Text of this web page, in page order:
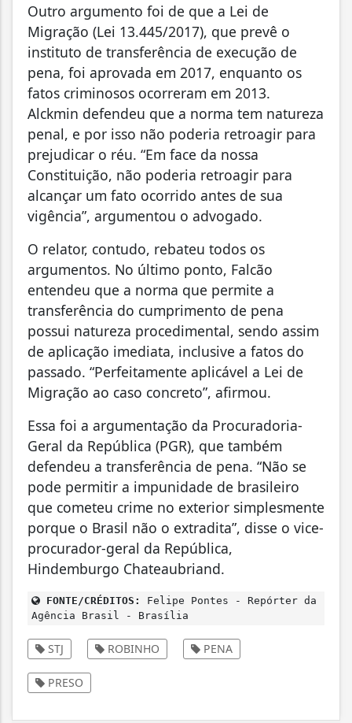
Outro argumento foi de que a Lei de
Migração (Lei 13.445/2017), que prevê o
instituto de transferência de execução de
pena, foi aprovada em 2017, enquanto os
fatos criminosos ocorreram em 2013.
Alckmin defendeu que a norma tem natureza
penal, e por isso não poderia retroagir para
prejudicar o réu. “Em face da nossa
Constituição, não poderia retroagir para
alcançar um fato ocorrido antes de sua
vigência”, argumentou o advogado.
O relator, contudo, rebateu todos os
argumentos. No último ponto, Falcão
entendeu que a norma que permite a
transferência do cumprimento de pena
possui natureza procedimental, sendo assim
de aplicação imediata, inclusive a fatos do
passado. “Perfeitamente aplicável a Lei de
Migração ao caso concreto”, afirmou.
Essa foi a argumentação da Procuradoria-
Geral da República (PGR), que também
defendeu a transferência de pena. “Não se
pode permitir a impunidade de brasileiro
que cometeu crime no exterior simplesmente
porque o Brasil não o extradita”, disse o vice-
procurador-geral da República,
Hindemburgo Chateaubriand.
FONTE/CRÉDITOS:
Felipe Pontes - Repórter da
Agência Brasil - Brasília
STJ ROBINHO PENA
PRESO